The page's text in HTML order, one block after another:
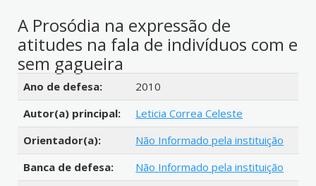
A Prosódia na expressão de
atitudes na fala de indivíduos com e
sem gagueira
Detalhes bibliográficos
Ano de defesa:
2010
Autor(a) principal:
Leticia Correa Celeste
Orientador(a):
Não Informado pela instituição
Banca de defesa:
Não Informado pela instituição